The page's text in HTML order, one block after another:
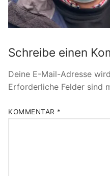
Schreibe einen
Deine E-Mail-Adresse
Erforderliche Felder sind
KOMMENTAR *